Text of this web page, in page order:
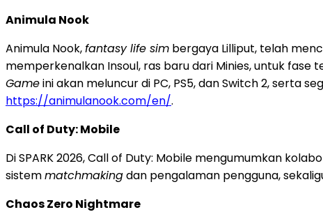
Animula Nook
Animula Nook,fantasy life sim bergaya Lilliput, telah
memperkenalkan Insoul, ras baru dari Minies, untuk fase
Gameini akan meluncur di PC, PS5, dan Switch 2, serta
https://animulanook.com/en/.
Call of Duty: Mobile
Di SPARK 2026, Call of Duty: Mobile mengumumkan
sistemmatchmakingdan pengalaman pengguna,
Chaos Zero Nightmare